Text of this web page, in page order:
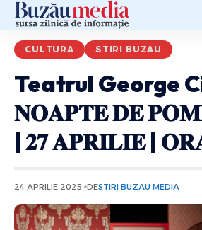
CULTURA STIRI BUZAU
Teatrul George
𝐍𝐎𝐀𝐏𝐓𝐄 𝐃𝐄
| 𝟐𝟕 𝐀𝐏𝐑𝐈𝐋𝐈𝐄 |
24 APRILIE 2025 DESTIRI BUZAU MEDIA